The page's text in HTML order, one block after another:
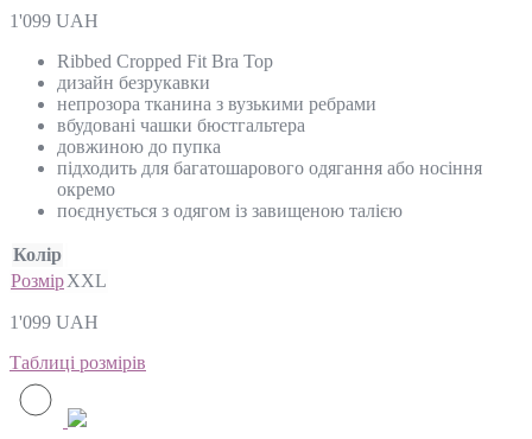
1'099 UAH
Ribbed Cropped Fit Bra Top
дизайн безрукавки
непрозора тканина з вузькими ребрами
вбудовані чашки бюстгальтера
довжиною до пупка
підходить для багатошарового одягання або носіння
окремо
поєднується з одягом із завищеною талією
Колір
РозмірXXL
1'099 UAH
Таблиці розмірів